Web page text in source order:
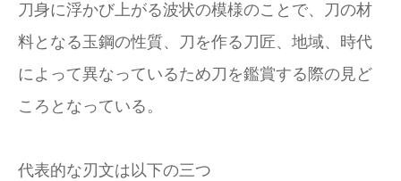
刀身に浮かび上がる波状の模様のことで、刀の材
料となる玉鋼の性質、刀を作る刀匠、地域、時代
によって異なっているため刀を鑑賞する際の見ど
ころとなっている。
代表的な刃文は以下の三つ